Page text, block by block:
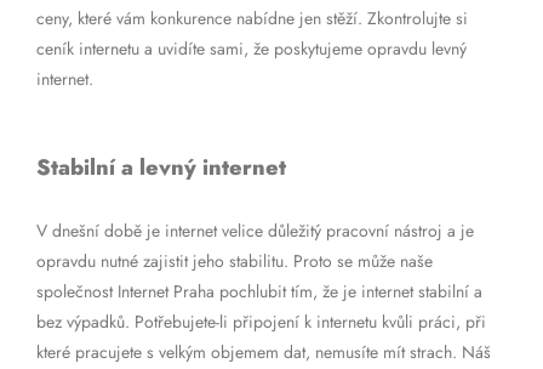
ceny, které vám konkurence nabídne jen stěží. Zkontrolujte si
ceník internetu a uvidíte sami, že poskytujeme opravdu levný
internet.
Stabilní a levný internet
V dnešní době je internet velice důležitý pracovní nástroj a je
opravdu nutné zajistit jeho stabilitu. Proto se může naše
společnost Internet Praha pochlubit tím, že je internet stabilní a
bez výpadků. Potřebujete-li připojení k internetu kvůli práci, při
které pracujete s velkým objemem dat, nemusíte mít strach. Náš